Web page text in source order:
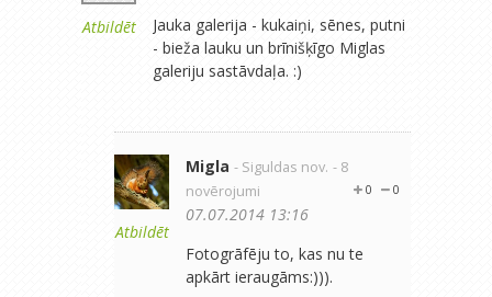
Atbildēt
Jauka galerija - kukaiņi, sēnes, putni
- bieža lauku un brīnišķīgo Miglas
galeriju sastāvdaļa. :)
Atbildēt
Migla - Siguldas nov. - 8
novērojumi
0
0
07.07.2014 13:16
Fotogrāfēju to, kas nu te
apkārt ieraugāms:))).